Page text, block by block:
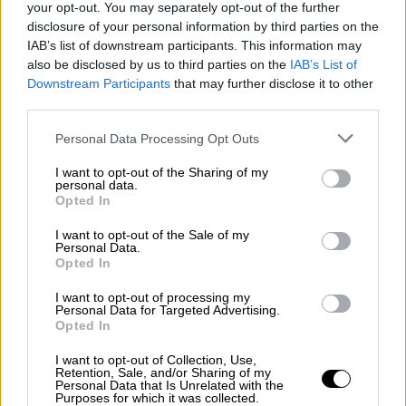
your opt-out. You may separately opt-out of the further
disclosure of your personal information by third parties on the
IAB’s list of downstream participants. This information may
also be disclosed by us to third parties on the IAB’s List of
Downstream Participants that may further disclose it to other
Personal Data Processing Opt Outs
I want to opt-out of the Sharing of my
personal data.
Opted In
I want to opt-out of the Sale of my
Personal Data.
Opted In
I want to opt-out of processing my
Personal Data for Targeted Advertising.
Opted In
I want to opt-out of Collection, Use,
Retention, Sale, and/or Sharing of my
Personal Data that Is Unrelated with the
Purposes for which it was collected.
estamos viviendo la política, mucho exceso,
tensión y falta de perspectiva. Es un camino
desinterés de los electores. ¡Ojo!, pues puede
que finalmente estos, empiecen a buscar
soluciones a los problemas colectivos, entre los
que, utilizando el sistema, practican la negación
de la democracia.